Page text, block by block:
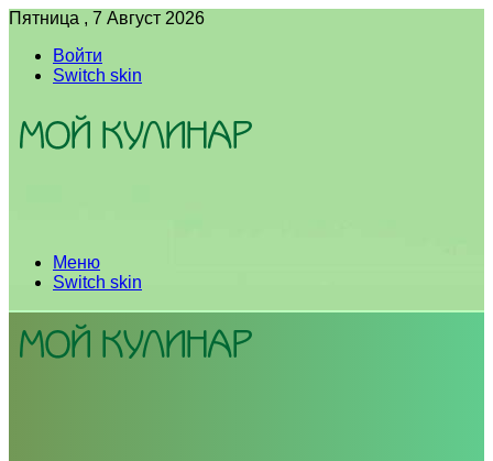
Пятница , 7 Август 2026
Войти
Switch skin
Меню
Switch skin